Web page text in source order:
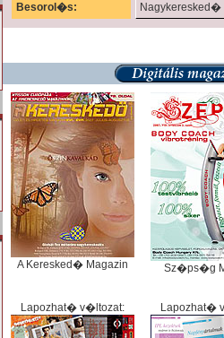
Besorol�s: Nagykeresked�
A Keresked� Magazin Sz�ps�g
Lapozhat� v�ltozat: Lapozhat�